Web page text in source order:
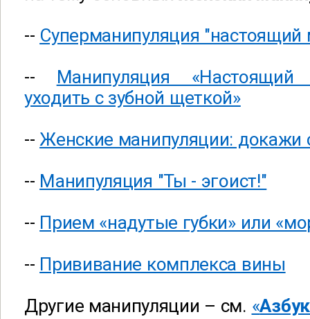
-- Суперманипуляция "настоящий
-- Манипуляция
уходить с зубной щеткой»
--Женские манипуляции:
-- Манипуляция "Ты - эгоист!"
-- Прием «надутые губки» или
-- Прививание комплекса вины
Другие манипуляции – см. «